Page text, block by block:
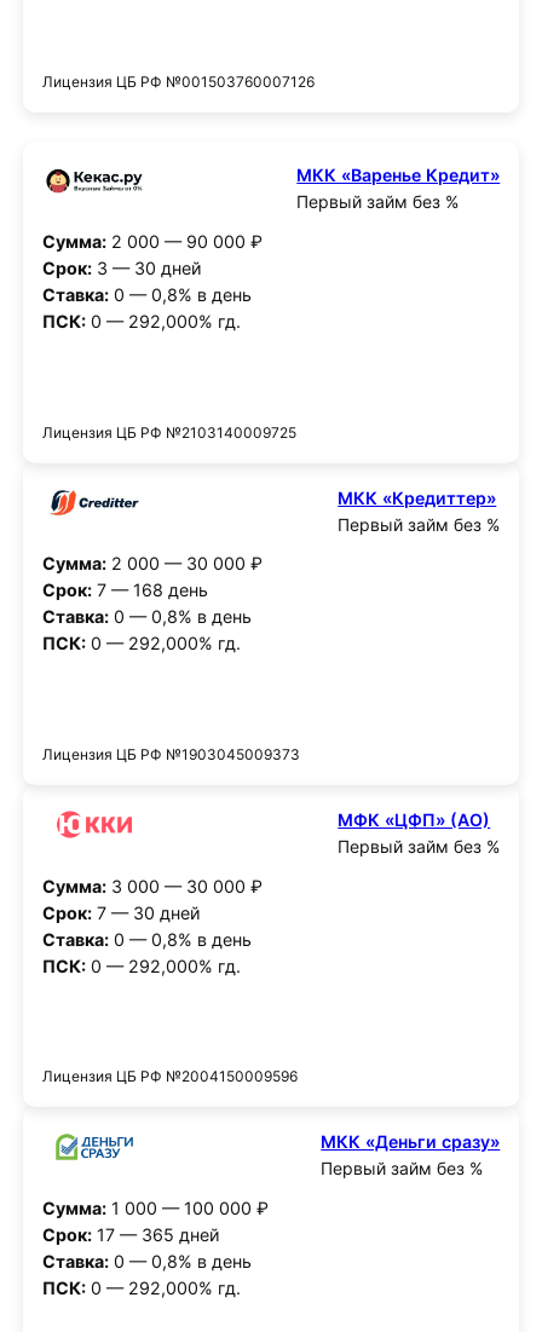
Лицензия ЦБ РФ №001503760007126
МКК «Варенье Кредит»
Первый займ без %
Сумма:2 000 — 90 000 ₽
Срок:3 — 30 дней
Ставка:0 — 0,8% в день
ПСК:0 — 292,000% гд.
Лицензия ЦБ РФ №2103140009725
МКК «Кредиттер»
Первый займ без %
Сумма:2 000 — 30 000 ₽
Срок:7 — 168 день
Ставка:0 — 0,8% в день
ПСК:0 — 292,000% гд.
Лицензия ЦБ РФ №1903045009373
МФК «ЦФП» (АО)
Первый займ без %
Сумма:3 000 — 30 000 ₽
Срок:7 — 30 дней
Ставка:0 — 0,8% в день
ПСК:0 — 292,000% гд.
Лицензия ЦБ РФ №2004150009596
МКК «Деньги сразу»
Первый займ без %
Сумма:1 000 — 100 000 ₽
Срок:17 — 365 дней
Ставка:0 — 0,8% в день
ПСК:0 — 292,000% гд.